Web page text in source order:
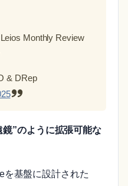
Monthly Review
& DRep
”のように拡張可能な
を基盤に設計された